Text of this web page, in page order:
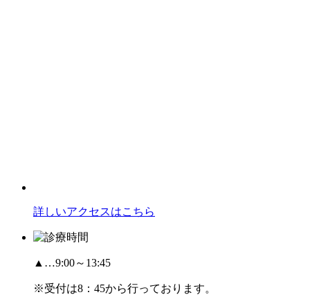
詳しいアクセスはこちら
▲…9:00～13:45
※受付は8：45から行っております。